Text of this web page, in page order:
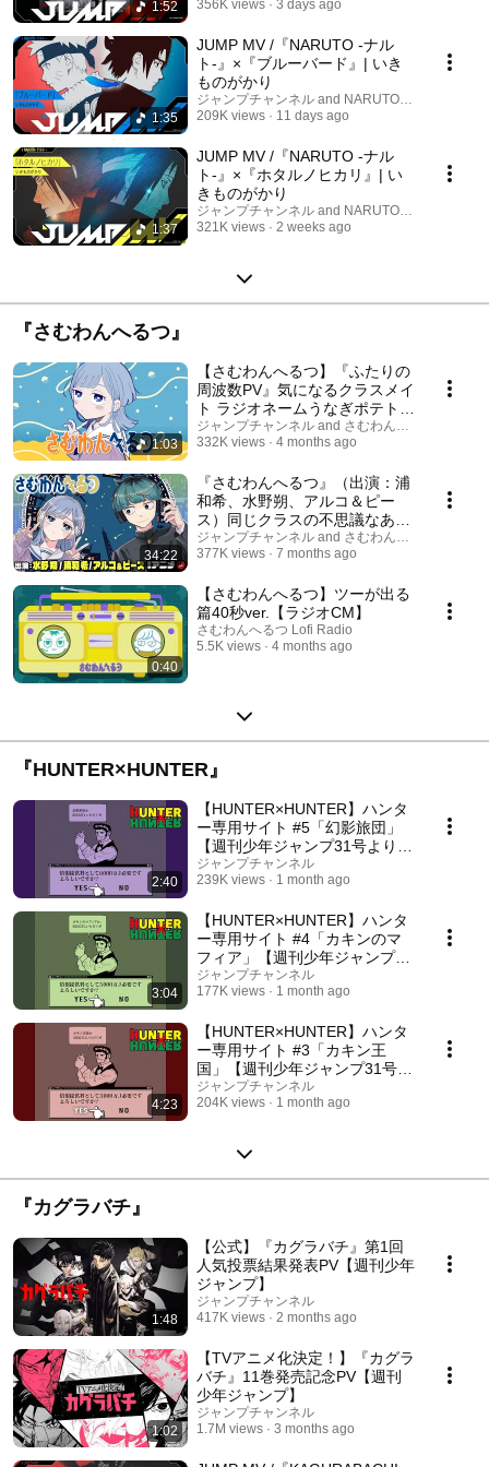
1:52 356K views 3 days ago
1:35
JUMP MV /『NARUTO -ナル
ト-』×『ブルーバード』| いき
ものがかり
ジャンプチャンネル and NARUTO / BORUTO
209K views
11 days ago
1:37
JUMP MV /『NARUTO -ナル
ト-』×『ホタルノヒカリ』| い
きものがかり
ジャンプチャンネル and NARUTO / BORUTO
321K views
2 weeks ago
『さむわんへるつ』
1:03
【さむわんへるつ】『ふたりの
周波数PV』気になるクラスメイ
ト ラジオネームうなぎポテトの
日常をちょい見せ！（CV: 浦和
希・水野朔）
ジャンプチャンネル and さむわんへるつ Lofi
332K views
4 months ago
34:22
『さむわんへるつ』（出演：浦
和希、水野朔、アルコ＆ピー
ス）同じクラスの不思議なあの
子は、なんとラジオのハガキ職
人！？真夜中に紡がれる青春ラ
漫画／漫画アニメ/ボイスコミッ
ク】
ジャンプチャンネル and さむわんへるつ Lofi
377K views
7 months ago
0:40
【さむわんへるつ】ツーが出る
篇40秒ver.【ラジオCM】
さむわんへるつ Lofi Radio
5.5K views
4 months ago
『HUNTER×HUNTER』
2:40
【HUNTER×HUNTER】ハンタ
ー専用サイト #5「幻影旅団」
【週刊少年ジャンプ31号より掲
載！ 】
ジャンプチャンネル
239K views
1 month ago
3:04
【HUNTER×HUNTER】ハンタ
ー専用サイト #4「カキンのマ
フィア」【週刊少年ジャンプ31
号より掲載！ 】
ジャンプチャンネル
177K views
1 month ago
4:23
【HUNTER×HUNTER】ハンタ
ー専用サイト #3「カキン王
国」【週刊少年ジャンプ31号よ
り掲載！ 】
ジャンプチャンネル
204K views
1 month ago
『カグラバチ』
1:48
【公式】『カグラバチ』第1回
人気投票結果発表PV【週刊少年
ジャンプ】
ジャンプチャンネル
417K views
2 months ago
1:02
【TVアニメ化決定！】『カグラ
バチ』11巻発売記念PV【週刊
少年ジャンプ】
ジャンプチャンネル
1.7M views
3 months ago